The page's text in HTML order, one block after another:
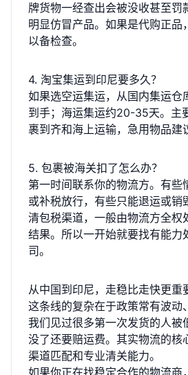
牌货物一经查出会被没收甚至罚
明显仿冒产品。如果是代购正品
以备检查。
4. 淘宝集运到印尼要多久？
如果选空运集运，从国内集运仓
到手；海运集运约20-35天。主
裹到齐和海上运输，急用物品建
5. 包裹被海关扣了怎么办？
第一时间联系你的物流方。有些
或补税放行，有些只能退运或销
清包税渠道，一般由物流方全权
结果。所以一开始就要找有能力
司。
从中国到印尼，走稳比走快更重
这条线的复杂在于政策常有波动
我们见过很多第一次发货的人被
没了还要赔运费。其实物流的核
渠道匹配和专业清关能力。
如果你正在找稳定合作的物流商